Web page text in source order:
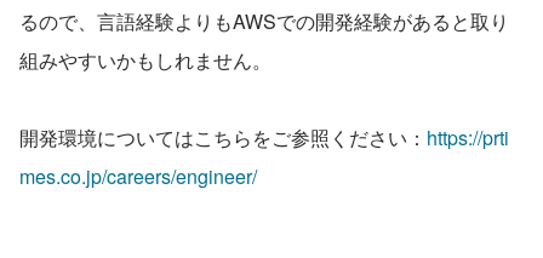
るので、言語経験よりもAWSでの開発経験があると取り
組みやすいかもしれません。
開発環境についてはこちらをご参照ください： https://prti
mes.co.jp/careers/engineer/